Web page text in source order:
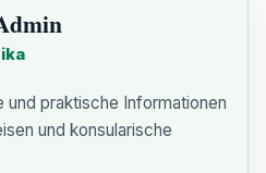
und praktische Informationen
und konsularische